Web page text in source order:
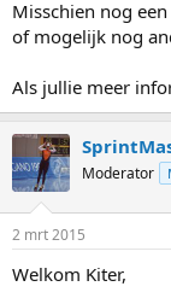
Misschien nog
of mogelijk nog
Als jullie meer
Moderator
2 mrt 2015
Welkom Kiter,